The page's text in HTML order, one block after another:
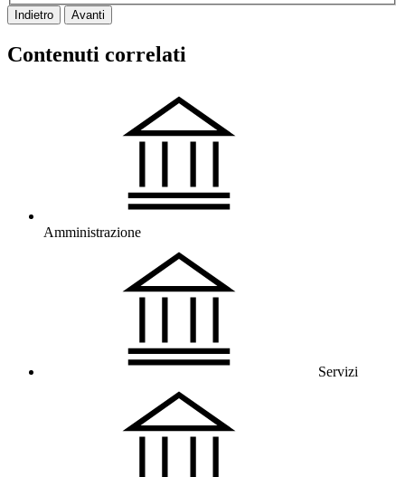
Indietro Avanti
Contenuti correlati
Amministrazione
Servizi